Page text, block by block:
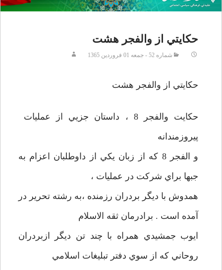
حکايتي از والفجر هشت
شماره 52 - جمعه 01 فروردين 1365
حکايتي از والفجر هشت
حکايت والفجر 8 ، داستان جزيي از عمليات
پيروزمندانه
و الفجر 8 که از زبان يکي از داوطلبان اعزام به
جبها براي شرکت در عمليات ،
همدوش با ديگر بردران رزمنده ،به رشته تحرير در
آمده است . برادرمان ثقه الاسلام
ايوب جمشيدي همراه با چند تن ديگر ازبردران
روحاني که از سوي دفتر تبليغات اسلامي